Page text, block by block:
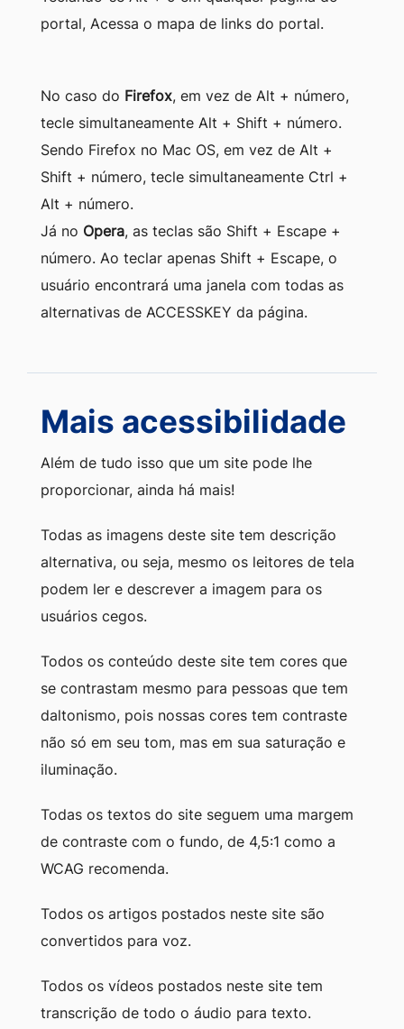
portal, Acessa o mapa de links do portal.
No caso do Firefox, em vez de Alt + número,
tecle simultaneamente Alt + Shift + número.
Sendo Firefox no Mac OS, em vez de Alt +
Shift + número, tecle simultaneamente Ctrl +
Alt + número.
Já no Opera, as teclas são Shift + Escape +
número. Ao teclar apenas Shift + Escape, o
usuário encontrará uma janela com todas as
alternativas de ACCESSKEY da página.
Mais acessibilidade
Além de tudo isso que um site pode lhe
proporcionar, ainda há mais!
Todas as imagens deste site tem descrição
alternativa, ou seja, mesmo os leitores de tela
podem ler e descrever a imagem para os
usuários cegos.
Todos os conteúdo deste site tem cores que
se contrastam mesmo para pessoas que tem
daltonismo, pois nossas cores tem contraste
não só em seu tom, mas em sua saturação e
iluminação.
Todas os textos do site seguem uma margem
de contraste com o fundo, de 4,5:1 como a
WCAG recomenda.
Todos os artigos postados neste site são
convertidos para voz.
Todos os vídeos postados neste site tem
transcrição de todo o áudio para texto.